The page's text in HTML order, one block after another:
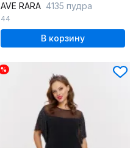
AVE RARA 4135 пудра
44
В корзину
%